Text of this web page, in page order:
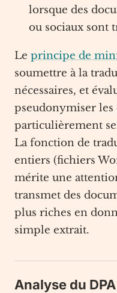
lorsque des
ou sociaux sont
Le principe de
soumettre à la
nécessaires, et
pseudonymiser les
particulièrement
La fonction de
entiers (fichiers
mérite une
transmet des
plus riches en
simple extrait.
Analyse du